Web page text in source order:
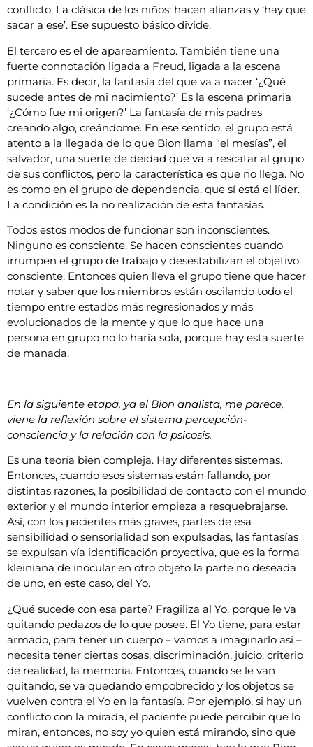
conflicto. La clásica de los niños: hacen alianzas y ‘hay que
sacar a ese’. Ese supuesto básico divide.
El tercero es el de apareamiento. También tiene una
fuerte connotación ligada a Freud, ligada a la escena
primaria. Es decir, la fantasía del que va a nacer ‘¿Qué
sucede antes de mi nacimiento?’ Es la escena primaria
‘¿Cómo fue mi origen?’ La fantasía de mis padres
creando algo, creándome. En ese sentido, el grupo está
atento a la llegada de lo que Bion llama “el mesías”, el
salvador, una suerte de deidad que va a rescatar al grupo
de sus conflictos, pero la característica es que no llega. No
es como en el grupo de dependencia, que sí está el líder.
La condición es la no realización de esta fantasías.
Todos estos modos de funcionar son inconscientes.
Ninguno es consciente. Se hacen conscientes cuando
irrumpen el grupo de trabajo y desestabilizan el objetivo
consciente. Entonces quien lleva el grupo tiene que hacer
notar y saber que los miembros están oscilando todo el
tiempo entre estados más regresionados y más
evolucionados de la mente y que lo que hace una
persona en grupo no lo haría sola, porque hay esta suerte
de manada.
En la siguiente etapa, ya el Bion analista, me parece,
viene la reflexión sobre el sistema percepción-
consciencia y la relación con la psicosis.
Es una teoría bien compleja. Hay diferentes sistemas.
Entonces, cuando esos sistemas están fallando, por
distintas razones, la posibilidad de contacto con el mundo
exterior y el mundo interior empieza a resquebrajarse.
Así, con los pacientes más graves, partes de esa
sensibilidad o sensorialidad son expulsadas, las fantasías
se expulsan vía identificación proyectiva, que es la forma
kleiniana de inocular en otro objeto la parte no deseada
de uno, en este caso, del Yo.
¿Qué sucede con esa parte? Fragiliza al Yo, porque le va
quitando pedazos de lo que posee. El Yo tiene, para estar
armado, para tener un cuerpo – vamos a imaginarlo así –
necesita tener ciertas cosas, discriminación, juicio, criterio
de realidad, la memoria. Entonces, cuando se le van
quitando, se va quedando empobrecido y los objetos se
vuelven contra el Yo en la fantasía. Por ejemplo, si hay un
conflicto con la mirada, el paciente puede percibir que lo
miran, entonces, no soy yo quien está mirando, sino que